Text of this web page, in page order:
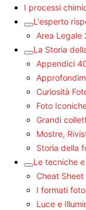
I processi
L'esperto
Area Legale
La Storia
Appendici
Curiosità
Foto
Grandi
Mostre,
Storia della
Le tecniche
Cheat Sheet
I formati
Luce e